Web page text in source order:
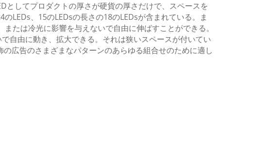
としてプロダクトの厚さが硬貨の厚さだけで、スペースを
LEDs、15のLEDsの長さの18のLEDsが含まれている。ま
たは冷光に影響を与えないで自由に伸ばすことができる。
自由に動き、拡大できる。それは狭いスペースが付いてい
広告のさまざまなパターンのあらゆる組合せのために適し